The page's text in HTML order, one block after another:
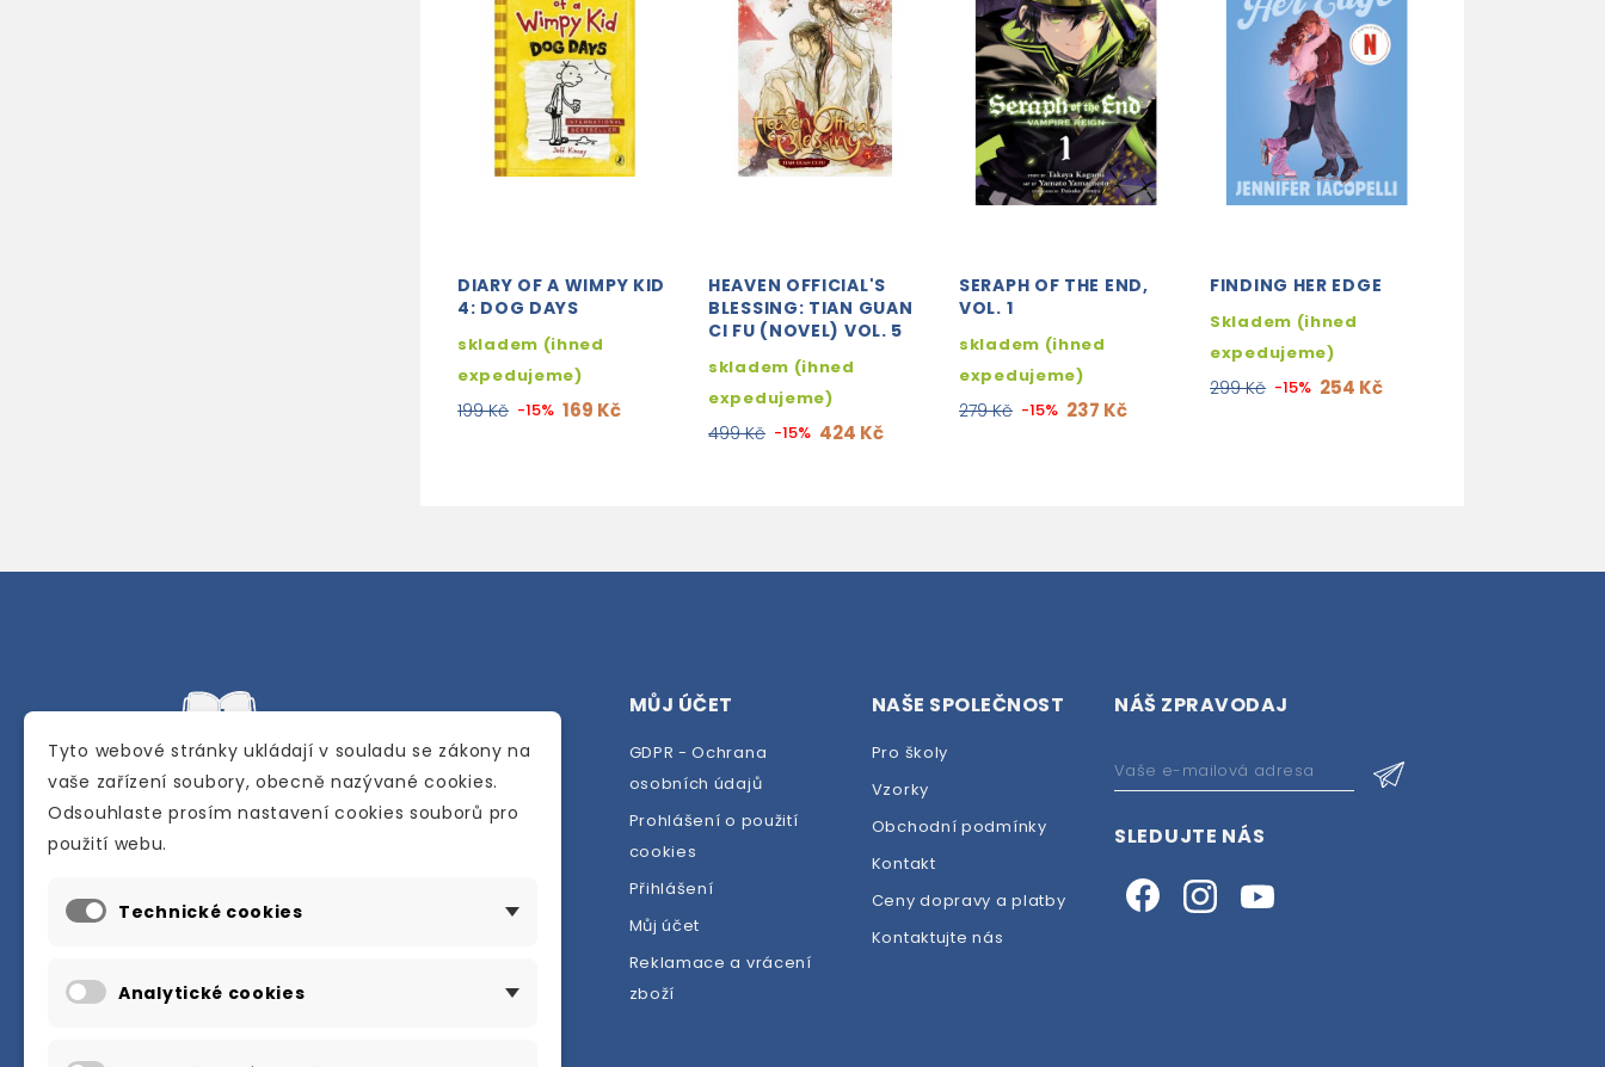
DIARY OF A WIMPY KID
4: DOG DAYS
skladem (ihned
expedujeme)
199 Kč -15% 169 Kč
HEAVEN OFFICIAL'S
BLESSING: TIAN GUAN
CI FU (NOVEL) VOL. 5
skladem (ihned
expedujeme)
499 Kč -15% 424 Kč
SERAPH OF THE END,
VOL. 1
skladem (ihned
expedujeme)
279 Kč -15% 237 Kč
FINDING HER EDGE
Skladem (ihned
expedujeme)
299 Kč -15% 254 Kč
Internetové a kamenné knihkupectví se
anglického jazyka.
Karly Machové 48 Beroun 266 01
MŮJ ÚČET
GDPR - Ochrana
osobních údajů
Prohlášení o použití
cookies
Přihlášení
Můj účet
Reklamace a vrácení
zboží
NAŠE SPOLEČNOST
Pro školy
Vzorky
Obchodní podmínky
Kontakt
Ceny dopravy a platby
Kontaktujte nás
NÁŠ ZPRAVODAJ
SLEDUJTE NÁS
Tyto webové stránky ukládají v souladu se zákony na
vaše zařízení soubory, obecně nazývané cookies.
Odsouhlaste prosím nastavení cookies souborů pro
použití webu.
Technické cookies
Analytické cookies